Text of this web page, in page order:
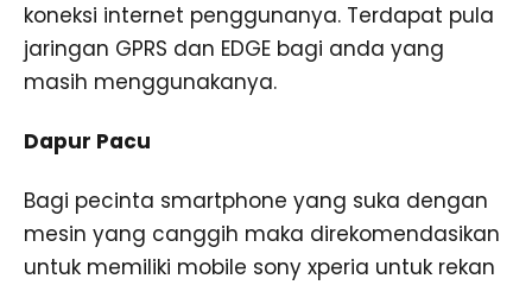
koneksi internet penggunanya. Terdapat pula
jaringan GPRS dan EDGE bagi anda yang
masih menggunakanya.
Dapur Pacu
Bagi pecinta smartphone yang suka dengan
mesin yang canggih maka direkomendasikan
untuk memiliki mobile sony xperia untuk rekan